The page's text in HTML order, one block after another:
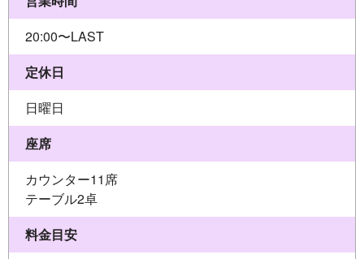
20:00〜LAST
定休日
日曜日
座席
カウンター11席
テーブル2卓
料金目安